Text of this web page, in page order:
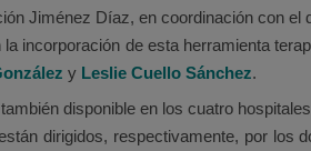
Jiménez Díaz, en coordinación con
incorporación de esta herramienta
y Leslie Cuello Sánchez.
disponible en los cuatro
dirigidos, respectivamente, por los